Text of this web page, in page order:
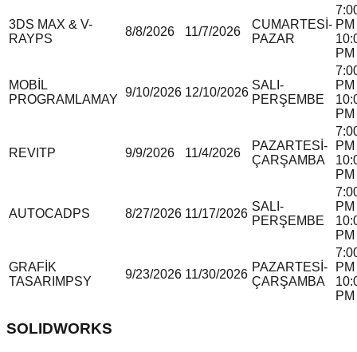
3DS MAX & V-
RAYPS
8/8/2026 11/7/2026
CUMARTESİ-
PAZAR
PM
PM
MOBİL
PROGRAMLAMAY
9/10/2026 12/10/2026
SALI-
PERŞEMBE
PM
PM
REVITP 9/9/2026 11/4/2026
PAZARTESİ-
ÇARŞAMBA
PM
PM
AUTOCADPS 8/27/2026 11/17/2026
SALI-
PERŞEMBE
PM
PM
GRAFİK
TASARIM PSY
9/23/2026 11/30/2026
PAZARTESİ-
ÇARŞAMBA
PM
PM
SOLIDWORKS